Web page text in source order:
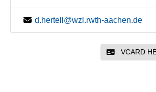
d.hertell@wzl.rwth-aachen.de
VCARD